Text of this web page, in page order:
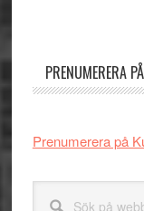
PRENUMERERA
Prenumerera på